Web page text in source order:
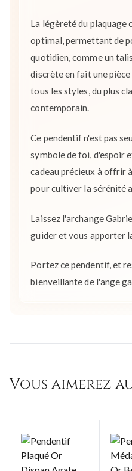
La légèreté du plaquage
optimal, permettant de
quotidien, comme un
discrète en fait une
tous les styles, du plus
contemporain.
Ce pendentif n'est pas
symbole de foi, d'espoir
cadeau précieux à offrir
pour cultiver la sérénité
Laissez l'archange
guider et vous apporter
Portez ce pendentif, et
bienveillante de l'ange
Vous aimerez